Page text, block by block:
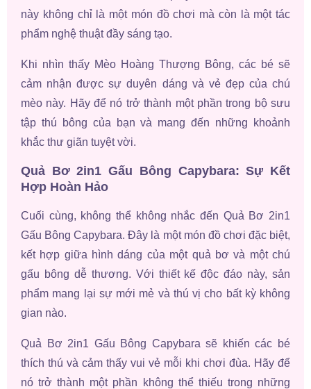
này không chỉ là một món đồ chơi mà còn là một tác
phẩm nghệ thuật đầy sáng tạo.
Khi nhìn thấy Mèo Hoàng Thượng Bông, các bé sẽ
cảm nhận được sự duyên dáng và vẻ đẹp của chú
mèo này. Hãy để nó trở thành một phần trong bộ sưu
tập thú bông của bạn và mang đến những khoảnh
khắc thư giãn tuyệt vời.
Quả Bơ 2in1 Gấu Bông Capybara: Sự Kết
Hợp Hoàn Hảo
Cuối cùng, không thể không nhắc đến Quả Bơ 2in1
Gấu Bông Capybara. Đây là một món đồ chơi đặc biệt,
kết hợp giữa hình dáng của một quả bơ và một chú
gấu bông dễ thương. Với thiết kế độc đáo này, sản
phẩm mang lại sự mới mẻ và thú vị cho bất kỳ không
gian nào.
Quả Bơ 2in1 Gấu Bông Capybara sẽ khiến các bé
thích thú và cảm thấy vui vẻ mỗi khi chơi đùa. Hãy để
nó trở thành một phần không thể thiếu trong những